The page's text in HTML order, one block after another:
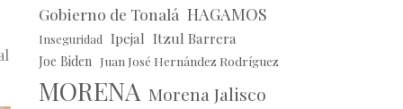
Gobierno de Tonalá HAGAMOS
Inseguridad Ipejal Itzul Barrera
Joe Biden Juan José Hernández Rodríguez
MORENA Morena Jalisco